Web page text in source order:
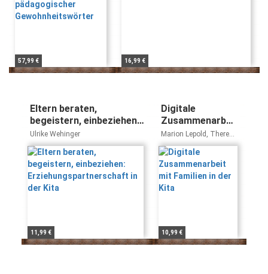
57,99 € 16,99 €
Eltern beraten,
begeistern, einbeziehen:
Erziehungspartnerschaft
in der Kita
Ulrike Wehinger
11,99 €
Digitale
Zusammenarbeit
mit Familien in
der Kita
Marion Lepold, Theresa
Lill, Carola Rittner
10,99 €